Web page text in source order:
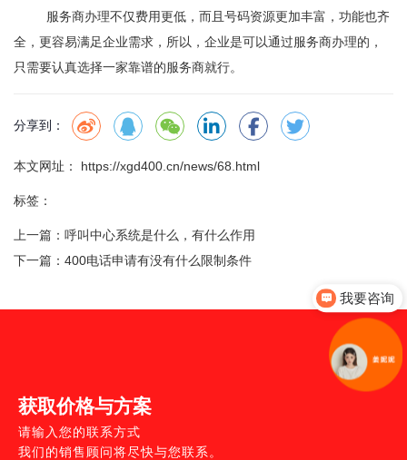
服务商办理不仅费用更低，而且号码资源更加丰富，功能也齐
全，更容易满足企业需求，所以，企业是可以通过服务商办理的，
只需要认真选择一家靠谱的服务商就行。
分享到：
本文网址： https://xgd400.cn/news/68.html
标签：
上一篇： 呼叫中心系统是什么，有什么作用
下一篇： 400电话申请有没有什么限制条件
获取价格与方案
请输入您的联系方式
我们的销售顾问将尽快与您联系。
我要咨询